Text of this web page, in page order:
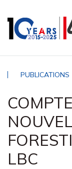
PUBLICATIONS
LBC